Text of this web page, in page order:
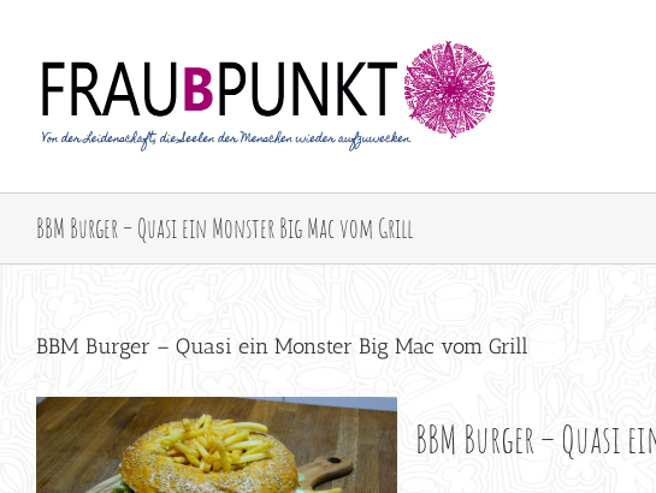
springen
BBM Burger – Quasi ein Monster Big Mac vom Grill
BBM Burger – Quasi ein Monster Big Mac vom Grill
BBM Burger – Quasi